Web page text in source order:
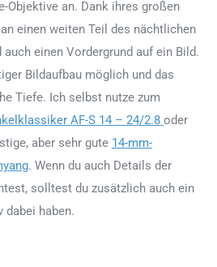
Objektive an. Dank ihres großen
einen weiten Teil des nächtlichen
einen Vordergrund auf ein Bild.
Bildaufbau möglich und das
Tiefe. Ich selbst nutze zum
AF-S 14 – 24/2.8 oder
aber sehr gute 14-mm-
. Wenn du auch Details der
solltest du zusätzlich auch ein
dabei haben.